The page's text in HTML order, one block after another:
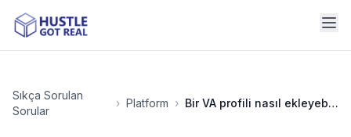
Sıkça Sorulan
Sorular
› Platform › Bir VA profili nasıl ekleyebilirim?